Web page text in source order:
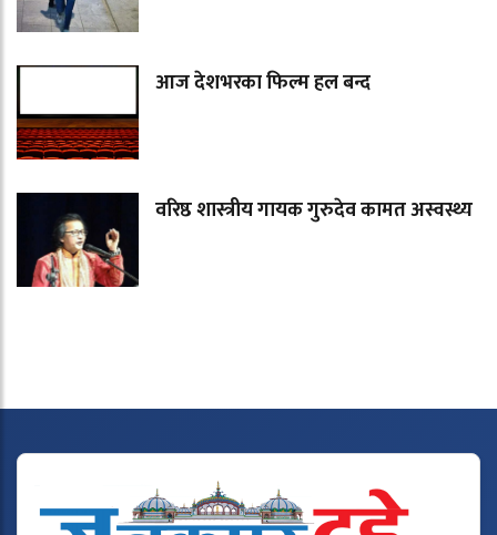
आज देशभरका फिल्म हल बन्द
वरिष्ठ शास्त्रीय गायक गुरुदेव कामत अस्वस्थ्य